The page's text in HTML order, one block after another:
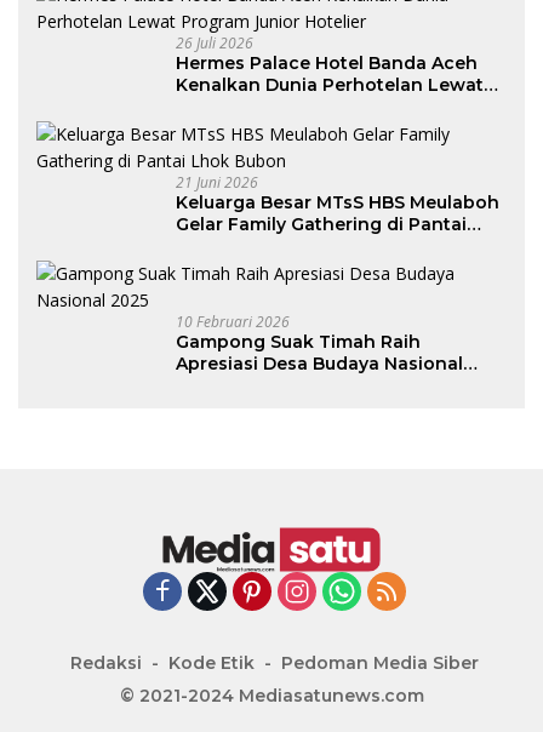
26 Juli 2026
Hermes Palace Hotel Banda Aceh
Kenalkan Dunia Perhotelan Lewat
21 Juni 2026
Keluarga Besar MTsS HBS Meulaboh
Gelar Family Gathering di Pantai
10 Februari 2026
Gampong Suak Timah Raih
Apresiasi Desa Budaya Nasional
Redaksi Kode Etik
Pedoman Media Siber
© 2021-2024 Mediasatunews.com